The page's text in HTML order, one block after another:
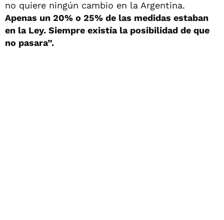
no quiere ningún cambio en la Argentina.
Apenas un 20% o 25% de las medidas estaban
en la Ley. Siempre existía la posibilidad de que
no pasara”.